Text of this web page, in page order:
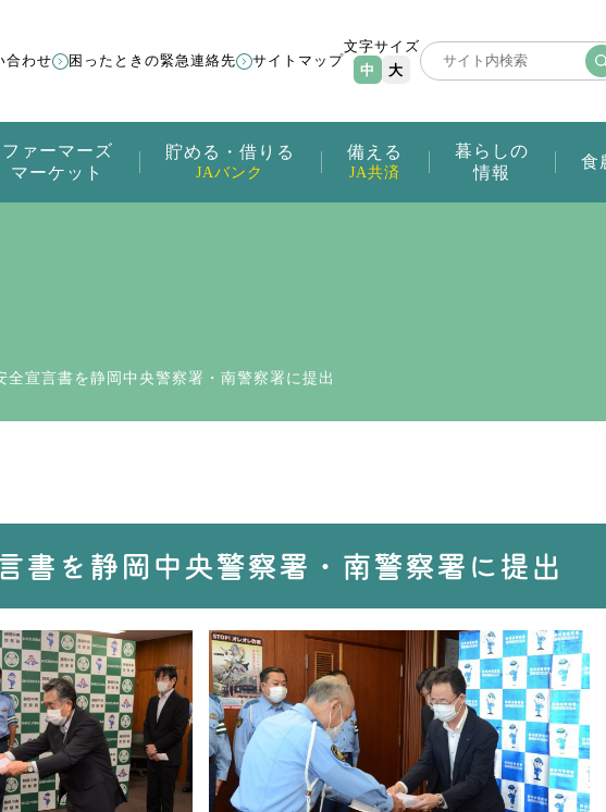
ファーマーズ
マーケット
貯める・借りる
JAバンク
備える
JA共済
暮らしの
情報
食
合わせ 困ったときの緊急連絡先 サイトマップ
文字サイズ
中
大
全宣言書を静岡中央警察署・南警察署に提出
書を静岡中央警察署・南警察署に提出